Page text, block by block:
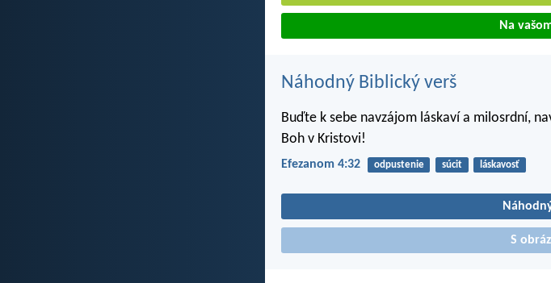
Na
Náhodný Biblický verš
Buďte k sebe navzájom láskaví a milosrdní,
Boh v Kristovi!
Efezanom 4:32 odpustenie súcit láskavosť
S